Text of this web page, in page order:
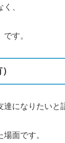
、
です。
になりたいと
面です。